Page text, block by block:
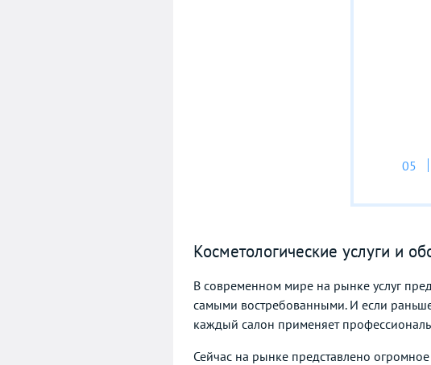
Косметологические услуги и
В современном мире на рынке услуг
самыми востребованными. И если
каждый салон применяет
Сейчас на рынке представлено